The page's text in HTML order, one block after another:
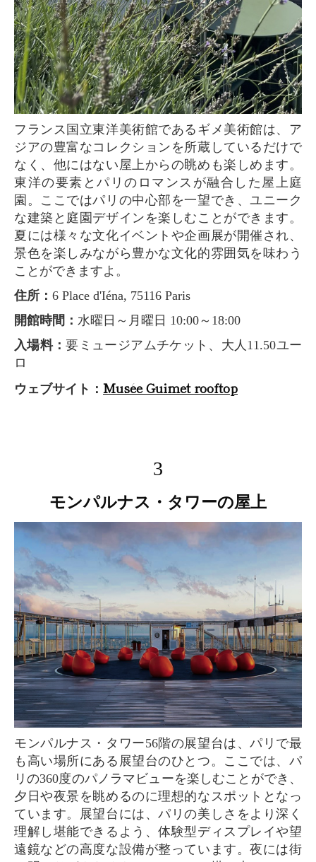
フランス国立東洋美術館であるギメ美術館は、ア
ジアの豊富なコレクションを所蔵しているだけで
なく、他にはない屋上からの眺めも楽しめます。
東洋の要素とパリのロマンスが融合した屋上庭
園。ここではパリの中心部を一望でき、ユニーク
な建築と庭園デザインを楽しむことができます。
夏には様々な文化イベントや企画展が開催され、
景色を楽しみながら豊かな文化的雰囲気を味わう
ことができますよ。
住所： 6 Place d'Iéna, 75116 Paris
開館時間： 水曜日～月曜日 10:00～18:00
入場料：要ミュージアムチケット、大人11.50ユー
ロ
ウェブサイト： Musée Guimet rooftop
3
モンパルナス・タワーの屋上
モンパルナス・タワー56階の展望台は、パリで最
も高い場所にある展望台のひとつ。ここでは、パ
リの360度のパノラマビューを楽しむことができ、
夕日や夜景を眺めるのに理想的なスポットとなっ
ています。展望台には、パリの美しさをより深く
理解し堪能できるよう、体験型ディスプレイや望
遠鏡などの高度な設備が整っています。夜には街